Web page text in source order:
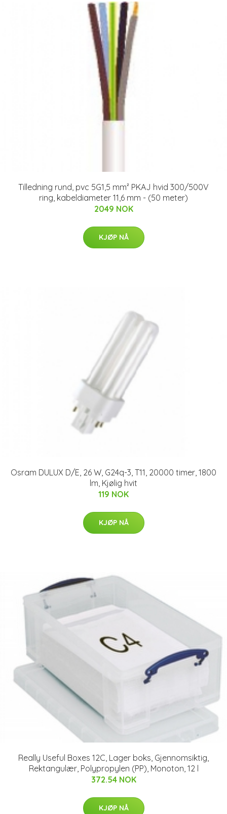
Tilledning rund, pvc 5G1,5 mm² PKAJ hvid 300/500V
ring, kabeldiameter 11,6 mm - (50 meter)
2049 NOK
KJØP NÅ
Osram DULUX D/E, 26 W, G24q-3, T11, 20000 timer, 1800
lm, Kjølig hvit
119 NOK
KJØP NÅ
Really Useful Boxes 12C, Lager boks, Gjennomsiktig,
Rektangulær, Polypropylen (PP), Monoton, 12 l
372.54 NOK
KJØP NÅ